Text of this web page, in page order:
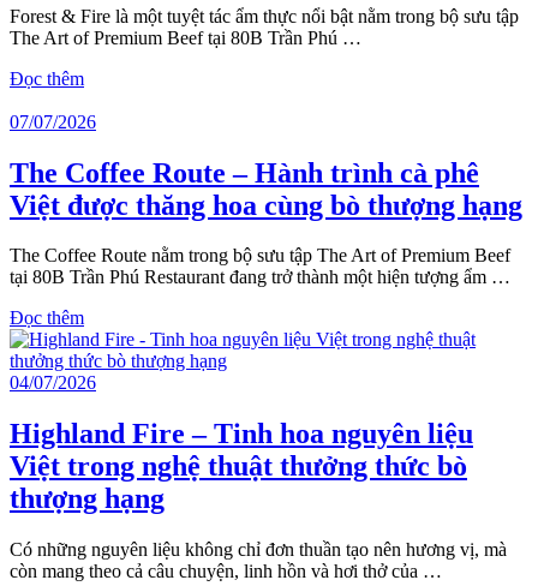
Forest & Fire là một tuyệt tác ẩm thực nổi bật nằm trong bộ sưu tập
The Art of Premium Beef tại 80B Trần Phú …
Đọc thêm
07/07/2026
The Coffee Route – Hành trình cà phê
Việt được thăng hoa cùng bò thượng hạng
The Coffee Route nằm trong bộ sưu tập The Art of Premium Beef
tại 80B Trần Phú Restaurant đang trở thành một hiện tượng ẩm …
Đọc thêm
04/07/2026
Highland Fire – Tinh hoa nguyên liệu
Việt trong nghệ thuật thưởng thức bò
thượng hạng
Có những nguyên liệu không chỉ đơn thuần tạo nên hương vị, mà
còn mang theo cả câu chuyện, linh hồn và hơi thở của …